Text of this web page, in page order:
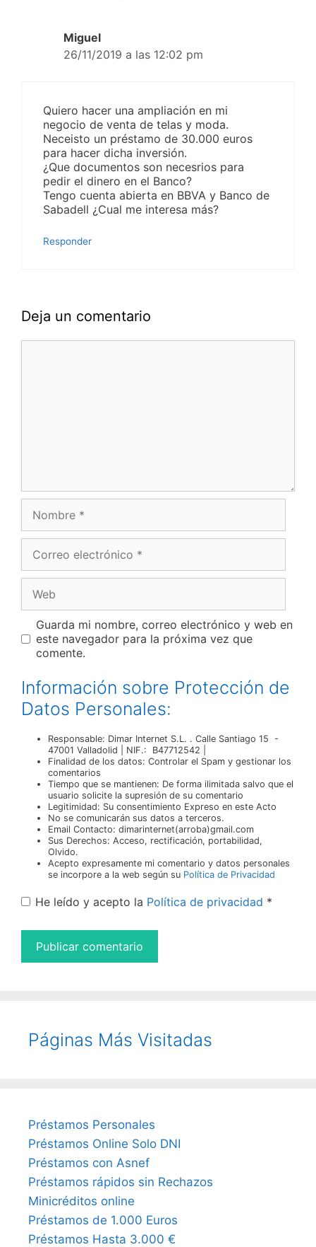
Miguel
26/11/2019 a las 12:02 pm
Quiero hacer una ampliación en mi
negocio de venta de telas y moda.
Neceisto un préstamo de 30.000 euros
para hacer dicha inversión.
¿Que documentos son necesrios para
pedir el dinero en el Banco?
Tengo cuenta abierta en BBVA y Banco de
Sabadell ¿Cual me interesa más?
Responder
Deja un comentario
electrónico
Guarda mi nombre, correo electrónico y web en
este navegador para la próxima vez que
comente.
Información sobre Protección de
Datos Personales:
Responsable: Dimar Internet S.L. . Calle Santiago 15 -
47001 Valladolid | NIF.: B47712542 |
Finalidad de los datos: Controlar el Spam y gestionar los
comentarios
Tiempo que se mantienen: De forma ilimitada salvo que el
usuario solicite la supresión de su comentario
Legitimidad: Su consentimiento Expreso en este Acto
No se comunicarán sus datos a terceros.
Email Contacto: dimarinternet(arroba)gmail.com
Sus Derechos: Acceso, rectificación, portabilidad,
Olvido.
Acepto expresamente mi comentario y datos personales
se incorpore a la web según su Política de Privacidad
He leído y acepto la Política de privacidad *
Páginas Más Visitadas
Préstamos Personales
Préstamos Online Solo DNI
Préstamos con Asnef
Préstamos rápidos sin Rechazos
Minicréditos online
Préstamos de 1.000 Euros
Préstamos Hasta 3.000 €